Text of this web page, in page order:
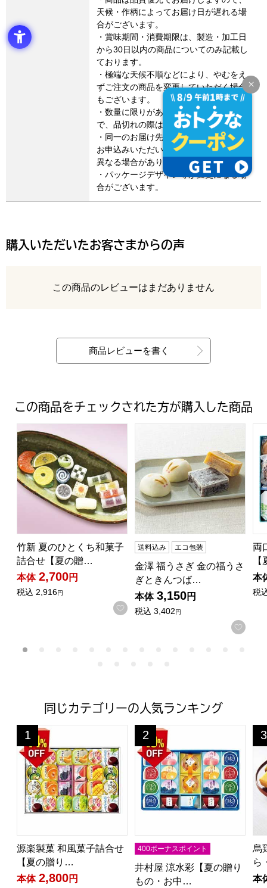
天候・作柄によってお届け日が遅れる場
合がございます。
・賞味期間・消費期限は、製造・加工日
から30日以内の商品についてのみ記載し
ております。
・極端な天候不順などにより、やむをえ
ずご注文の商品を変更していただく場合
もございます。
・数量に限りがある商品もございますの
で、品切れの際はご容赦ください。
・同一のお届け先に異なる商品を2点以上
お申込みいただいた場合は、お届け日が
異なる場合があります。
・パッケージデザイン等が変更になる場
合がございます。
購入いただいたお客さまからの声
レビュー
この商品のレビューはまだありません
商品レビューを書く
この商品をチェックされた方が購入した商品
竹新 夏のひとくち和菓子詰合せ【夏の贈りもの・お中元
竹新 夏のひとくち和菓子
詰合せ【夏の贈…
本体 2,700円
税込 2,916円
お気に入りに登録する
送料込み エコ包装
金澤 福うさぎ 金の福うさ
ぎときんつば…
本体 3,150円
税込 3,402円
お気
両
本
税
同じカテゴリーの人気ランキング
源楽製菓 和風菓子詰合せ【夏の贈りもの・お中元】[GT-
1
位
源楽製菓 和風菓子詰合せ
【夏の贈り…
本体 2,800円
井村屋 涼水彩【夏の贈りもの
2
位
400ボーナスポイント
井村屋 涼水彩【夏の贈り
もの・お中…
3
位
烏
ら
本